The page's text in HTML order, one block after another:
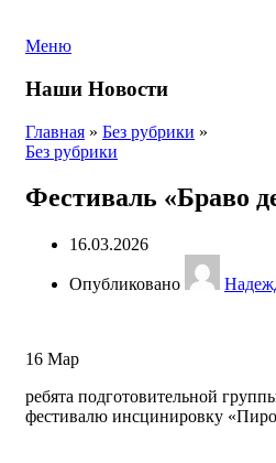
Меню
Наши Новости
Главная » Без рубрики »
Без рубрики
Фестиваль «Браво
16.03.2026
Опубликовано
16 Мар
ребята подготовительной
фестивалю инсцинировку